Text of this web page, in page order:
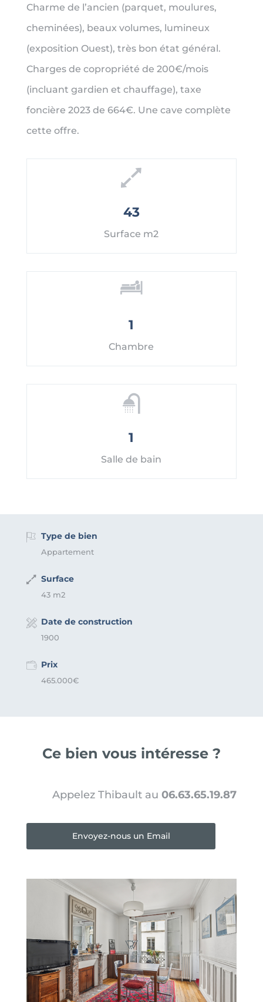
Charme de l’ancien (parquet, moulures,
cheminées), beaux volumes, lumineux
(exposition Ouest), très bon état général.
Charges de copropriété de 200€/mois
(incluant gardien et chauffage), taxe
foncière 2023 de 664€. Une cave complète
cette offre.
43
Surface m2
1
Chambre
1
Salle de bain
Type de bien
Appartement
Surface
43 m2
Date de construction
1900
Prix
465.000€
Ce bien vous intéresse ?
Appelez Thibault au06.63.65.19.87
Envoyez-nous un Email